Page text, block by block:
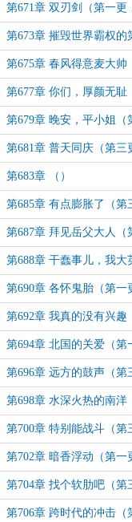
订阅）
第671章 双刃剑（第一更
阅）
第673章 摧毁世界霸权的
（第三更，求订阅）
第675章 春风得意麦大帅
更，求订阅）
第677章 你们，厚颜无耻
更，求订阅）
第679章 晚安，平小姐（
求订阅）
第681章 普天同庆（第三
阅）
第683章 （）
第685章 有点膨胀了（第
订阅）
第687章 拜见岳父大人（
求订阅）
第688章 干蠢事儿，我大
（第二更，求订阅）
第690章 各怀鬼胎（第一
阅）
第692章 我真的没有兴趣
更，求订阅）
第694章 北国的关爱（第
订阅）
第696章 远方的鼓声（第
订阅）
第698章 水深火热的南洋
更，求订阅）
第700章 特别能战斗（第
订阅）
第702章 暗香浮动（第一
阅）
第704章 找个软肋吧（第
订阅）
第706章 跨时代的冲击（